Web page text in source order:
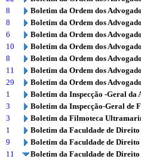
8
Boletim da Ordem dos
8
Boletim da Ordem dos
6
Boletim da Ordem dos
10
Boletim da Ordem dos
8
Boletim da Ordem dos
11
Boletim da Ordem dos
29
Boletim da Ordem dos
1
Boletim da Inspecção -Geral
3
Boletim da Inspecção-Geral de
3
Boletim da Filmoteca
1
Boletim da Faculdade de
9
Boletim da Faculdade de
11
Boletim da Faculdade de